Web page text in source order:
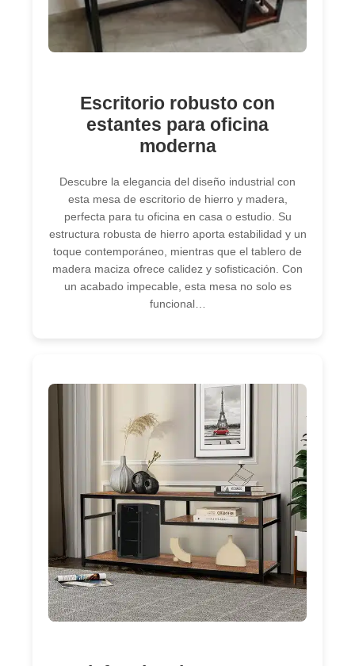
Escritorio robusto con
estantes para oficina
moderna
Descubre la elegancia del diseño industrial con
esta mesa de escritorio de hierro y madera,
perfecta para tu oficina en casa o estudio. Su
estructura robusta de hierro aporta estabilidad y un
toque contemporáneo, mientras que el tablero de
madera maciza ofrece calidez y sofisticación. Con
un acabado impecable, esta mesa no solo es
funcional…